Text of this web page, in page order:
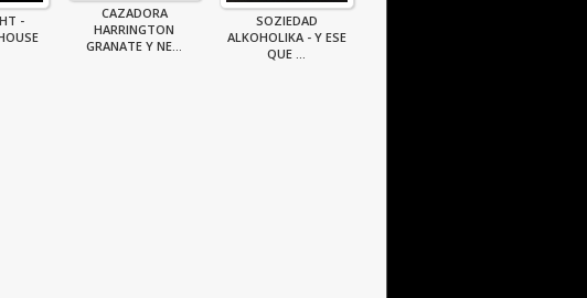
-
CAZADORA
HARRINGTON
GRANATE Y NE...
SOZIEDAD
ALKOHOLIKA - Y ESE
QUE ...